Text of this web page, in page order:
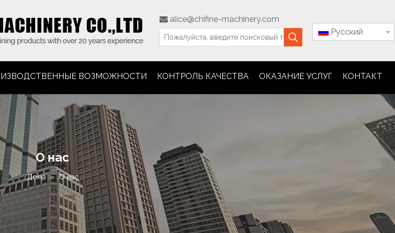
 alice@chifine-machinery.com
Pусский
ВОЗМОЖНОСТИ КОНТРОЛЬ КАЧЕСТВА ОКАЗАНИЕ УСЛУГ КОНТАКТ
О нас
Дома » О нас